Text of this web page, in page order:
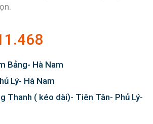
Bảng- Hà Nam
Lý- Hà Nam
Thanh ( kéo dài)- Tiên Tân- Phủ Lý-